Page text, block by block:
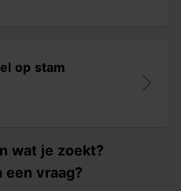
op stam
wat je zoekt?
een vraag?